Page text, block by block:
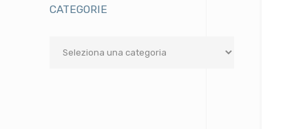
CATEGORIE